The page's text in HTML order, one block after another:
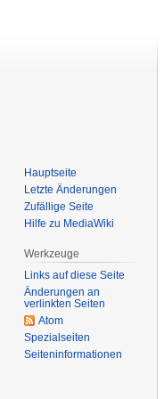
Hauptseite
Letzte Änderungen
Zufällige Seite
Hilfe zu MediaWiki
Werkzeuge
Links auf diese Seite
Änderungen an
verlinkten Seiten
Atom
Spezialseiten
Seiten­­informationen